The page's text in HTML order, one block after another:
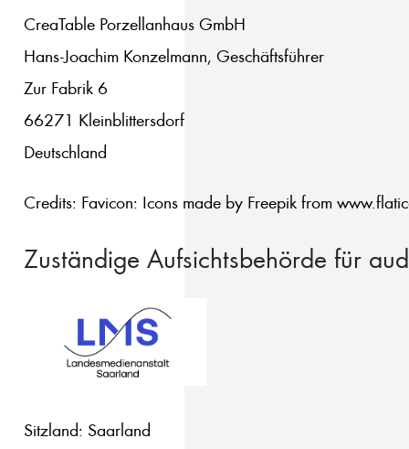
CreaTable Porzellanhaus GmbH
Hans-Joachim Konzelmann, Geschäftsführer
Zur Fabrik 6
66271 Kleinblittersdorf
Deutschland
Credits: Favicon: Icons made by Freepik from
Zuständige Aufsichtsbehörde für
Sitzland: Saarland